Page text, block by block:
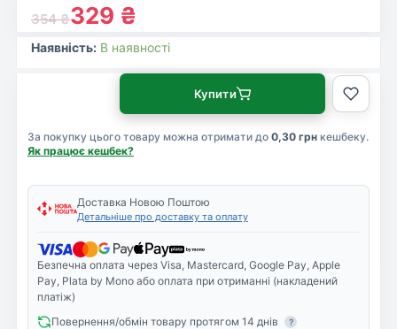
354₴329 ₴
Наявність: В наявності
За покупку цього товару можна отримати до 0,30 грн кешбеку.
Як працює кешбек?
Купити
Доставка Новою Поштою
Детальніше про доставку та оплату
Безпечна оплата через Visa, Mastercard, Google Pay, Apple
Pay, Plata by Mono або оплата при отриманні (накладений
платіж)
Повернення/обмін товару протягом 14 днів
?